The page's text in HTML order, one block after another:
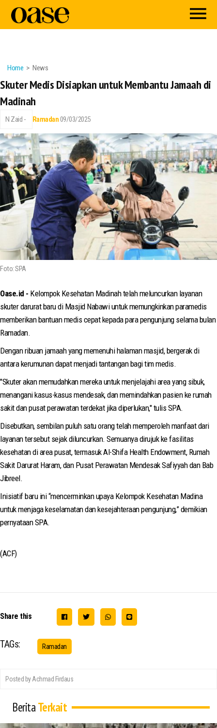
Home News
Skuter Medis Disiapkan untuk Membantu Jamaah di
Madinah
N Zaid - Ramadan09/03/2025
Foto: SPA
Oase.id - Kelompok Kesehatan Madinah telah meluncurkan layanan
skuter darurat baru di Masjid Nabawi untuk memungkinkan paramedis
memberikan bantuan medis cepat kepada para pengunjung selama bulan
Ramadan.
Dengan ribuan jamaah yang memenuhi halaman masjid, bergerak di
antara kerumunan dapat menjadi tantangan bagi tim medis.
"Skuter akan memudahkan mereka untuk menjelajahi area yang sibuk,
menangani kasus-kasus mendesak, dan memindahkan pasien ke rumah
sakit dan pusat perawatan terdekat jika diperlukan," tulis SPA.
Disebutkan, sembilan puluh satu orang telah memperoleh manfaat dari
layanan tersebut sejak diluncurkan. Semuanya dirujuk ke fasilitas
kesehatan di area pusat, termasuk Al-Shifa Health Endowment, Rumah
Sakit Darurat Haram, dan Pusat Perawatan Mendesak Safiyyah dan Bab
Jibreel.
Inisiatif baru ini “mencerminkan upaya Kelompok Kesehatan Madina
untuk menjaga keselamatan dan kesejahteraan pengunjung,” demikian
pernyataan SPA.
(ACF)
Share this
TAGs: Ramadan
Posted by Achmad Firdaus
BeritaTerkait